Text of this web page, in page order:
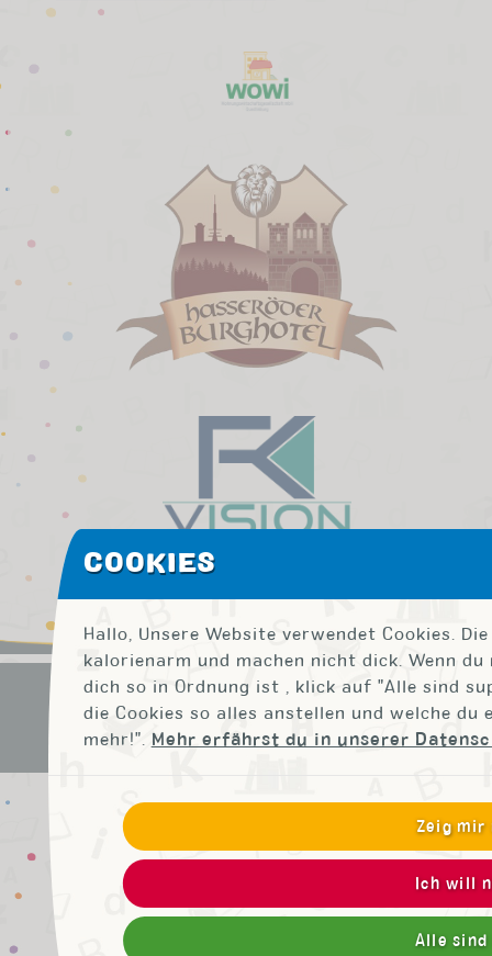
© BuchKidsHarz // 2026 // Alle Rechte
vorbehalten.
COOKIES
Hallo, Unsere Website verwendet Cookies.
kalorienarm und machen nicht dick. Wenn
dich so in Ordnung ist , klick auf "Alle sind
die Cookies so alles anstellen und welche
mehr!".
Mehr erfährst du in unserer
Zeig mir
Ich will
Alle sind